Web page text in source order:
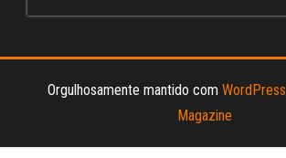
Orgulhosamente mantido com WordPress
Magazine